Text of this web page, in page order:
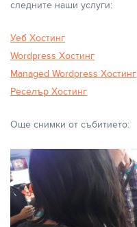
следните наши услуги:
Уеб Хостинг
Wordpress Хостинг
Managed Wordpress Хостинг
Реселър Хостинг
Още снимки от събитието: